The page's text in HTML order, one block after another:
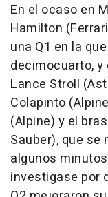
En el ocaso en
Hamilton
una Q1 en la
decimocuarto, y
Lance Stroll
Colapinto
(Alpine) y el
Sauber), que
algunos
investigase por